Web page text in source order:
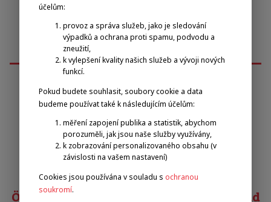
Emilova sportovní, z.s.
Pavel Zbožínek
zbozinek@emilova-sportovni.cz
+420 602 720 518
Österreichischer Behindertensportverband
účelům:
provoz a správa služeb, jako je sledování
výpadků a ochrana proti spamu, podvodu a
zneužití,
k vylepšení kvality našich služeb a vývoji nových
funkcí.
Pokud budete souhlasit, soubory cookie a data
budeme používat také k následujícím účelům:
měření zapojení publika a statistik, abychom
porozuměli, jak jsou naše služby využívány,
k zobrazování personalizovaného obsahu (v
závislosti na vašem nastavení)
Cookies jsou používána v souladu s ochranou
soukromí.